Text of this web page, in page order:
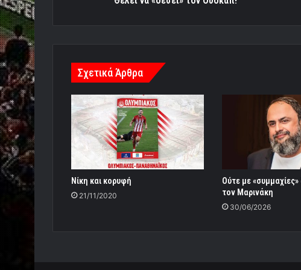
Σχετικά Άρθρα
Νίκη και κορυφή
21/11/2020
Ούτε με «συμμαχίες»
τον Μαρινάκη
30/06/2026